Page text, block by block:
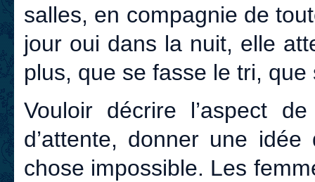
salles, en compagnie de
jour oui dans la nuit, elle
plus, que se fasse le tri,
Vouloir décrire l’aspect
d’attente, donner une
chose impossible. Les